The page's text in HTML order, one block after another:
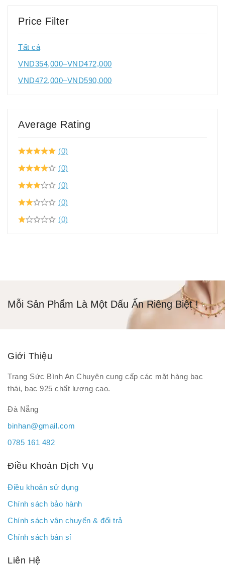
Price Filter
Tất cả
VND354,000–VND472,000
VND472,000–VND590,000
Average Rating
(0)
(0)
(0)
(0)
(0)
Mỗi Sản Phẩm Là Một Dấu Ấn Riêng Biệt !
Giới Thiệu
Trang Sức Bình An Chuyên cung cấp các mặt hàng bạc
thái, bạc 925 chất lượng cao.
Đà Nẵng
binhan@gmail.com
0785 161 482
Điều Khoản Dịch Vụ
Điều khoản sử dụng
Chính sách bảo hành
Chính sách vận chuyển & đổi trả
Chính sách bán sỉ
Liên Hệ